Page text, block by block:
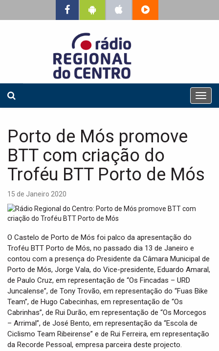
T
o
v
Porto de Mós promove
BTT com criação do
Troféu BTT Porto de Mós
15 de Janeiro 2020
O Castelo de Porto de Mós foi palco da apresentação do
Troféu BTT Porto de Mós, no passado dia 13 de Janeiro e
contou com a presença do Presidente da Câmara Municipal de
Porto de Mós, Jorge Vala, do Vice-presidente, Eduardo Amaral,
de Paulo Cruz, em representação de “Os Fincadas – URD
Juncalense”, de Tony Trovão, em representação do “Fuas Bike
Team”, de Hugo Cabecinhas, em representação de “Os
Cabrinhas”, de Rui Durão, em representação de “Os Morcegos
– Arrimal”, de José Bento, em representação da “Escola de
Ciclismo Team Ribeirense” e de Rui Ferreira, em representação
da Recorde Pessoal, empresa parceira deste projecto.